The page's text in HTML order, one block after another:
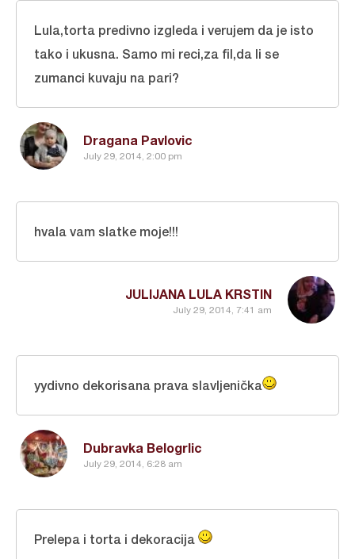
Dragana Pavlovic
July 29, 2014, 2:00 pm
Lula,torta predivno izgleda i verujem da je isto
tako i ukusna. Samo mi reci,za fil,da li se
zumanci kuvaju na pari?
JULIJANA LULA KRSTIN
July 29, 2014, 7:41 am
hvala vam slatke moje!!!
Dubravka Belogrlic
July 29, 2014, 6:28 am
yydivno dekorisana prava slavljenička
Prelepa i torta i dekoracija